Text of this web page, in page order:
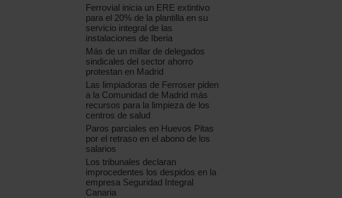
Ferrovial inicia un ERE extintivo
para el 20% de la plantilla en su
servicio integral de las
instalaciones de Iberia
Más de un millar de delegados
sindicales del sector ahorro
protestan en Madrid
Las limpiadoras de Ferroser piden
a la Comunidad de Madrid más
recursos para la limpieza de los
centros de salud
Paros parciales en Huevos Pitas
por el retraso en el abono de los
salarios
Los tribunales declaran
improcedentes los despidos en la
empresa Seguridad Integral
Canaria